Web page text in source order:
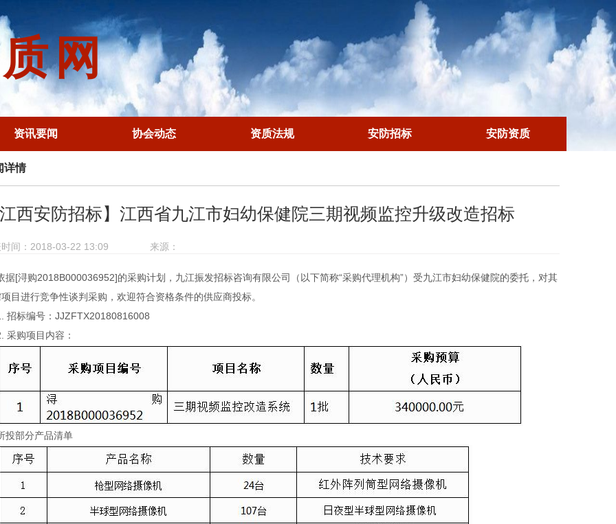
网
资讯要闻 协会动态 资质法规 安防招标 安防资质
详情
江西安防招标】江西省九江市妇幼保健院三期视频监控升级改造招标
时间：2018-03-22 13:09 来源：
据[浔购2018B000036952]的采购计划，九江振发招标咨询有限公司（以下简称“采购代理机构”）受九江市妇幼保健院的委托，对其
目进行竞争性谈判采购，欢迎符合资格条件的供应商投标。
招标编号：JJZFTX20180816008
采购项目内容：
投部分产品清单